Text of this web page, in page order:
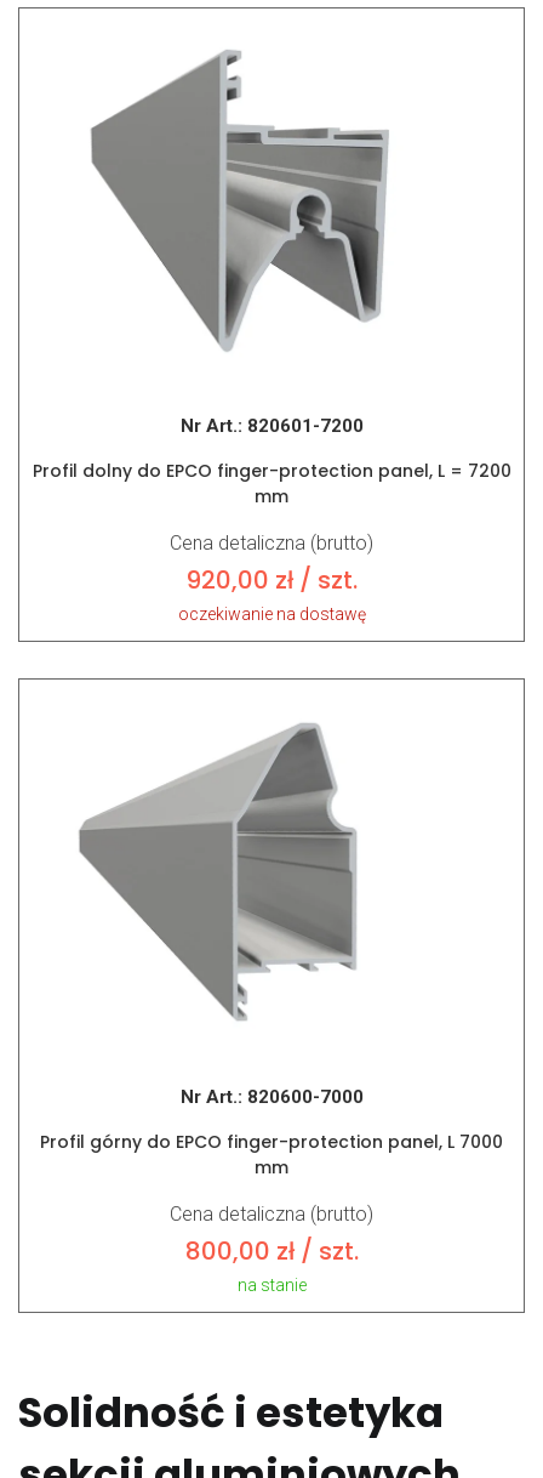
Nr Art.: 820601-7200
Profil dolny do EPCO finger-protection panel, L = 7200
mm
Cena detaliczna (brutto)
920,00 zł / szt.
oczekiwanie na dostawę
Nr Art.: 820600-7000
Profil górny do EPCO finger-protection panel, L 7000
mm
Cena detaliczna (brutto)
800,00 zł/ szt.
na stanie
Solidność i estetyka